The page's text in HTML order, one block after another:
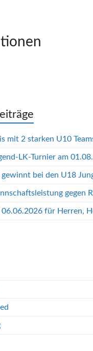
mit 2 starken U10
LK-Turnier am
bei den U18
gegen
06.06.2026 für Herren,